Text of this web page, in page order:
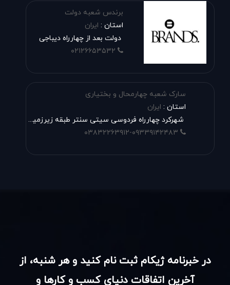
برندس شعبه دولت
استان : ایران
دولت بعد از چهارراه دیباجی
سارک شعبه چهارمحال و بختیاری
استان : ایران
شهرکرد چهارراه فردوسی سیتی سنتر طبقه زیرزمین پلاک 2
در خبرنامه ژیکام ثبت نام کنید و هر شنبه، از
آخرین اتفاقات دنیای کسب و کارها و